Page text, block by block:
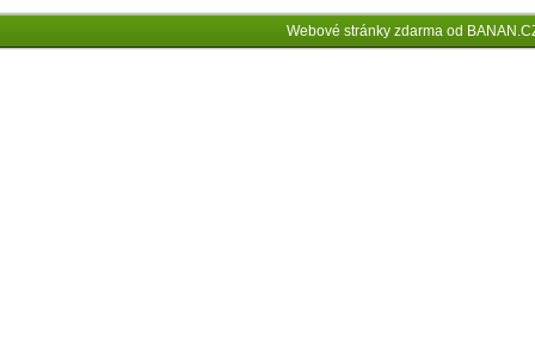
Webové stránky zdarma od